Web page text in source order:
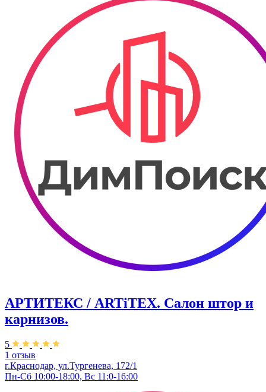
АРТИТЕКС / ARTiTEX. Салон штор и
карнизов.
5
1 отзыв
г.Краснодар, ул.Тургенева, 172/1
Пн-Сб 10:00-18:00, Вс 11:0-16:00